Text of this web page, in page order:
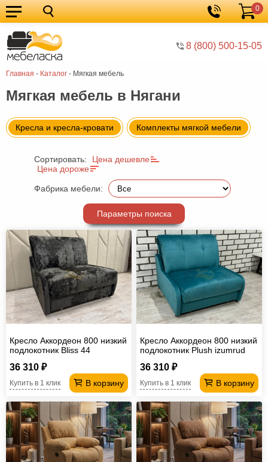
8 (800) 500-15-05
Корзина
0
Главная - Каталог - Мягкая мебель
Кухонные
гарнитуры
Мебель
для
кухни
Мебель
для
спальни
Кровати
Шкафы
Диваны
Мягкая
мебель
Детская
прихожей
Комоды
Офисная
мебель
Столы
под
Мебель
ванной
трансформер
Матрасы
из
ротанга
Садовая
мебель
Косметологическое
Мягкая мебель в Нягани
Кресла и кресла-кровати Комплекты мягкой мебели
Сортировать:
Цена дешевле
Цена дороже
Фабрика мебели:
Параметры поиска
Кресло Аккордеон 800 низкий
подлокотник Вliss 44
36 310 ₽
В корзину
Купить в 1 клик
Кресло Аккордеон 800 низкий
подлокотник Plush izumrud
36 310 ₽
В корзину
Купить в 1 клик